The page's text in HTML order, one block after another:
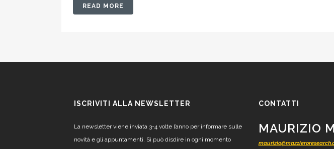
READ MORE
ISCRIVITI ALLA NEWSLETTER
La newsletter viene inviata 3-4 volte l’anno per informare sulle
novità e gli appuntamenti. Si può disdire in ogni momento
CONTATTI
MAURIZIO